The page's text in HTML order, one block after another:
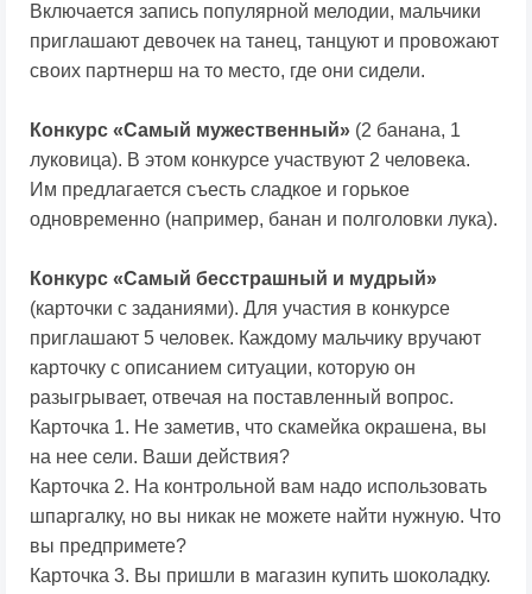
Включается запись популярной мелодии, мальчики
приглашают девочек на танец, танцуют и провожают
своих партнерш на то место, где они сидели.
Конкурс «Самый мужественный» (2 банана, 1
луковица). В этом конкурсе участвуют 2 человека.
Им предлагается съесть сладкое и горькое
одновременно (например, банан и полголовки лука).
Конкурс «Самый бесстрашный и мудрый»
(карточки с заданиями). Для участия в конкурсе
приглашают 5 человек. Каждому мальчику вручают
карточку с описанием ситуации, которую он
разыгрывает, отвечая на поставленный вопрос.
Карточка 1. Не заметив, что скамейка окрашена, вы
на нее сели. Ваши действия?
Карточка 2. На контрольной вам надо использовать
шпаргалку, но вы никак не можете найти нужную. Что
вы предпримете?
Карточка 3. Вы пришли в магазин купить шоколадку.